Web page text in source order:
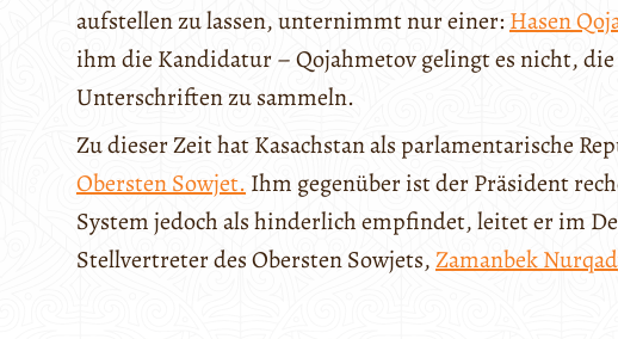
aufstellen zu lassen, unternimmt nur einer: Hasen
ihm die Kandidatur – Qojahmetov gelingt es nicht,
Unterschriften zu sammeln.
Zu dieser Zeit hat Kasachstan als parlamentarische
Obersten Sowjet. Ihm gegenüber ist der Präsident
System jedoch als hinderlich empfindet, leitet er im
Stellvertreter des Obersten Sowjets,Zamanbek